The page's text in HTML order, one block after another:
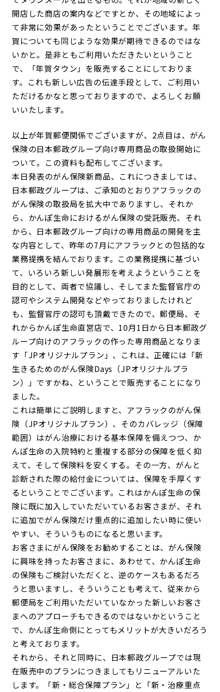
開店した商店の案内などですとか、その地域によっ
て非常に効果があったということでございます。年
賀についても同じような効果が期待できるのではな
いかと。是非ともご利用いただきたいということ
で、「年賀タウン」を販売することにしておりま
す。これも新しい広告の伝達手段として、ご利用い
ただけるかなと思っておりますので、よろしくお願
いいたします。
以上が年賀郵便関係でございますが、2点目は、がん
保険の日本郵政グループ向け専用商品の取扱開始に
ついて。この資料も配布してございます。
本日発表のがん保険新商品、これにつきましては、
日本郵政グループは、ご承知のとおりアフラックの
がん保険の取扱局を拡大中でありますし、それか
ら、かんぽ生命におけるがん保険の受託販売、それ
から、日本郵政グループ向けの専用商品の開発を主
な内容として、昨年の7月にアフラックとの包括的な
業務提携を結んでおります。この業務提携に基づい
て、いろいろ新しい発展形を考えようということを
目的として、両者で協議し、そしてまた監督官庁の
認可やシステム開発などやっておりましたけれど
も、監督官庁の認可も頂戴できたので、郵便局、そ
れからかんぽ生命直営店で、10月1日から日本郵政グ
ループ向けのアフラックの作った専用商品となりま
す「JPオリジナルプラン」、これは、正確には「新
生きるためのがん保険Days（JPオリジナルプラ
ン）」ですかね、ということで販売することになり
ました。
これは簡単にご説明しますと、アフラックのがん保
険（JPオリジナルプラン）、そのカバレッジ（保障
範囲）はがん治療における基本保障を備えつつ、か
んぽ生命の入院特約と重複する部分の保障を低く抑
えて、そして保険料を安くする。その一方、がんと
診断された際の給付金については、保障を手厚くす
るということでございます。これはかんぽ生命の保
険に既に加入していただいているお客さまが、それ
に追加でがん保険だけ重点的に追加したい時に使い
やすい、そういうものになると思います。
お客さまにがん保険をお勧めすることは、がん保険
に興味を持ったお客さまに、あわせて、かんぽ生命
の保険もご検討いただくと、逆のケースもあるだろ
うと思いますし、そういうことも考えて、従来から
郵便局をご利用いただいていなかった新しいお客さ
まへのアプローチもできるのではないかということ
で、かんぽ生命側にとってもメリットが大きいだろう
と考えております。
それから、それと同時に、日本郵政グループでは現
在販売中のプランにつきましてもリニューアルいた
します。「新・総合保障プラン」と「新・治療重点